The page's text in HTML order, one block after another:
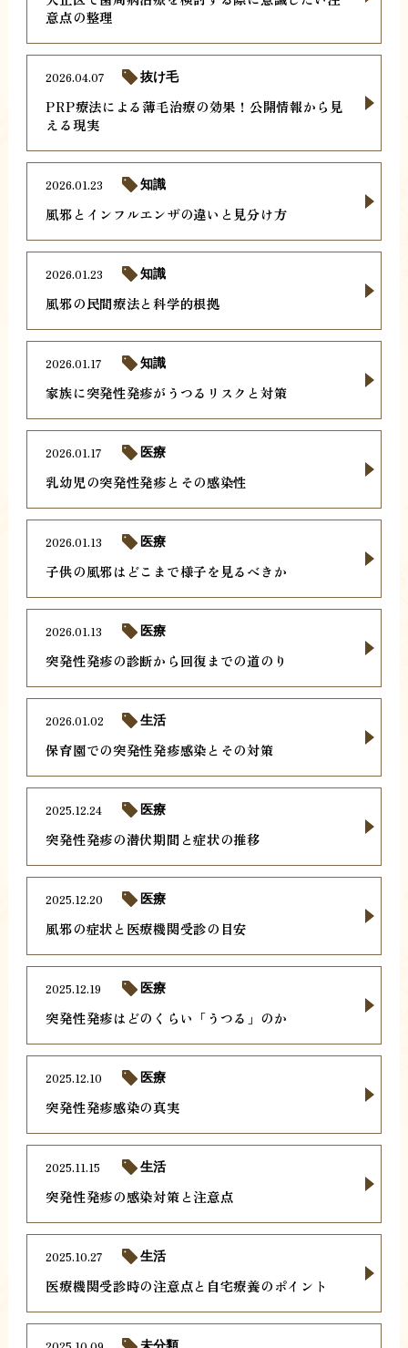
意点の整理
PRP療法による薄毛治療の効果！公開情報から見
える現実
2026.04.07 抜け毛
風邪とインフルエンザの違いと見分け方
2026.01.23 知識
風邪の民間療法と科学的根拠
2026.01.23 知識
家族に突発性発疹がうつるリスクと対策
2026.01.17 知識
乳幼児の突発性発疹とその感染性
2026.01.17 医療
子供の風邪はどこまで様子を見るべきか
2026.01.13 医療
突発性発疹の診断から回復までの道のり
2026.01.13 医療
保育園での突発性発疹感染とその対策
2026.01.02 生活
突発性発疹の潜伏期間と症状の推移
2025.12.24 医療
風邪の症状と医療機関受診の目安
2025.12.20 医療
突発性発疹はどのくらい「うつる」のか
2025.12.19 医療
突発性発疹感染の真実
2025.12.10 医療
突発性発疹の感染対策と注意点
2025.11.15 生活
医療機関受診時の注意点と自宅療養のポイント
2025.10.27 生活